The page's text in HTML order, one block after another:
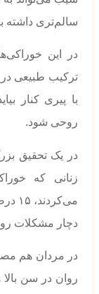
سالم‌تری داشته
در این
ترکیب طبیعی
با پیری کنار
روحی شود.
زنانی که
دچار مشکلات
در مردان هم
روان در سن بالا